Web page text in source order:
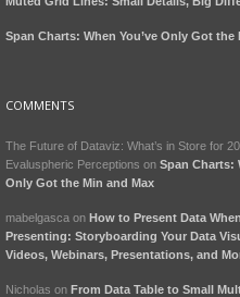
Span Charts: When You’ve Only Got the
COMMENTS
The Future of Dataviz: What’s in Store for
Evaluspheric Perceptions on Span Charts:
Only Got the Min and Max
mabelgasca on How to Present Data
Presenting: Storyboarding Your Data
Videos, Webinars, Presentations, and
Nicholas on From Data Table to Small